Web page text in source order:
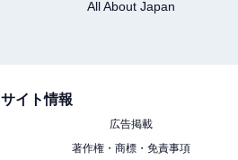
All About Japan
サイト情報
広告掲載
著作権・商標・免責事項